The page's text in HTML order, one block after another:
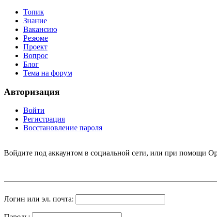
Топик
Знание
Вакансию
Резюме
Проект
Вопрос
Блог
Тема на форум
Авторизация
Войти
Регистрация
Восстановление пароля
Войдите под аккаунтом в социальной сети, или при помощи
Логин или эл. почта: